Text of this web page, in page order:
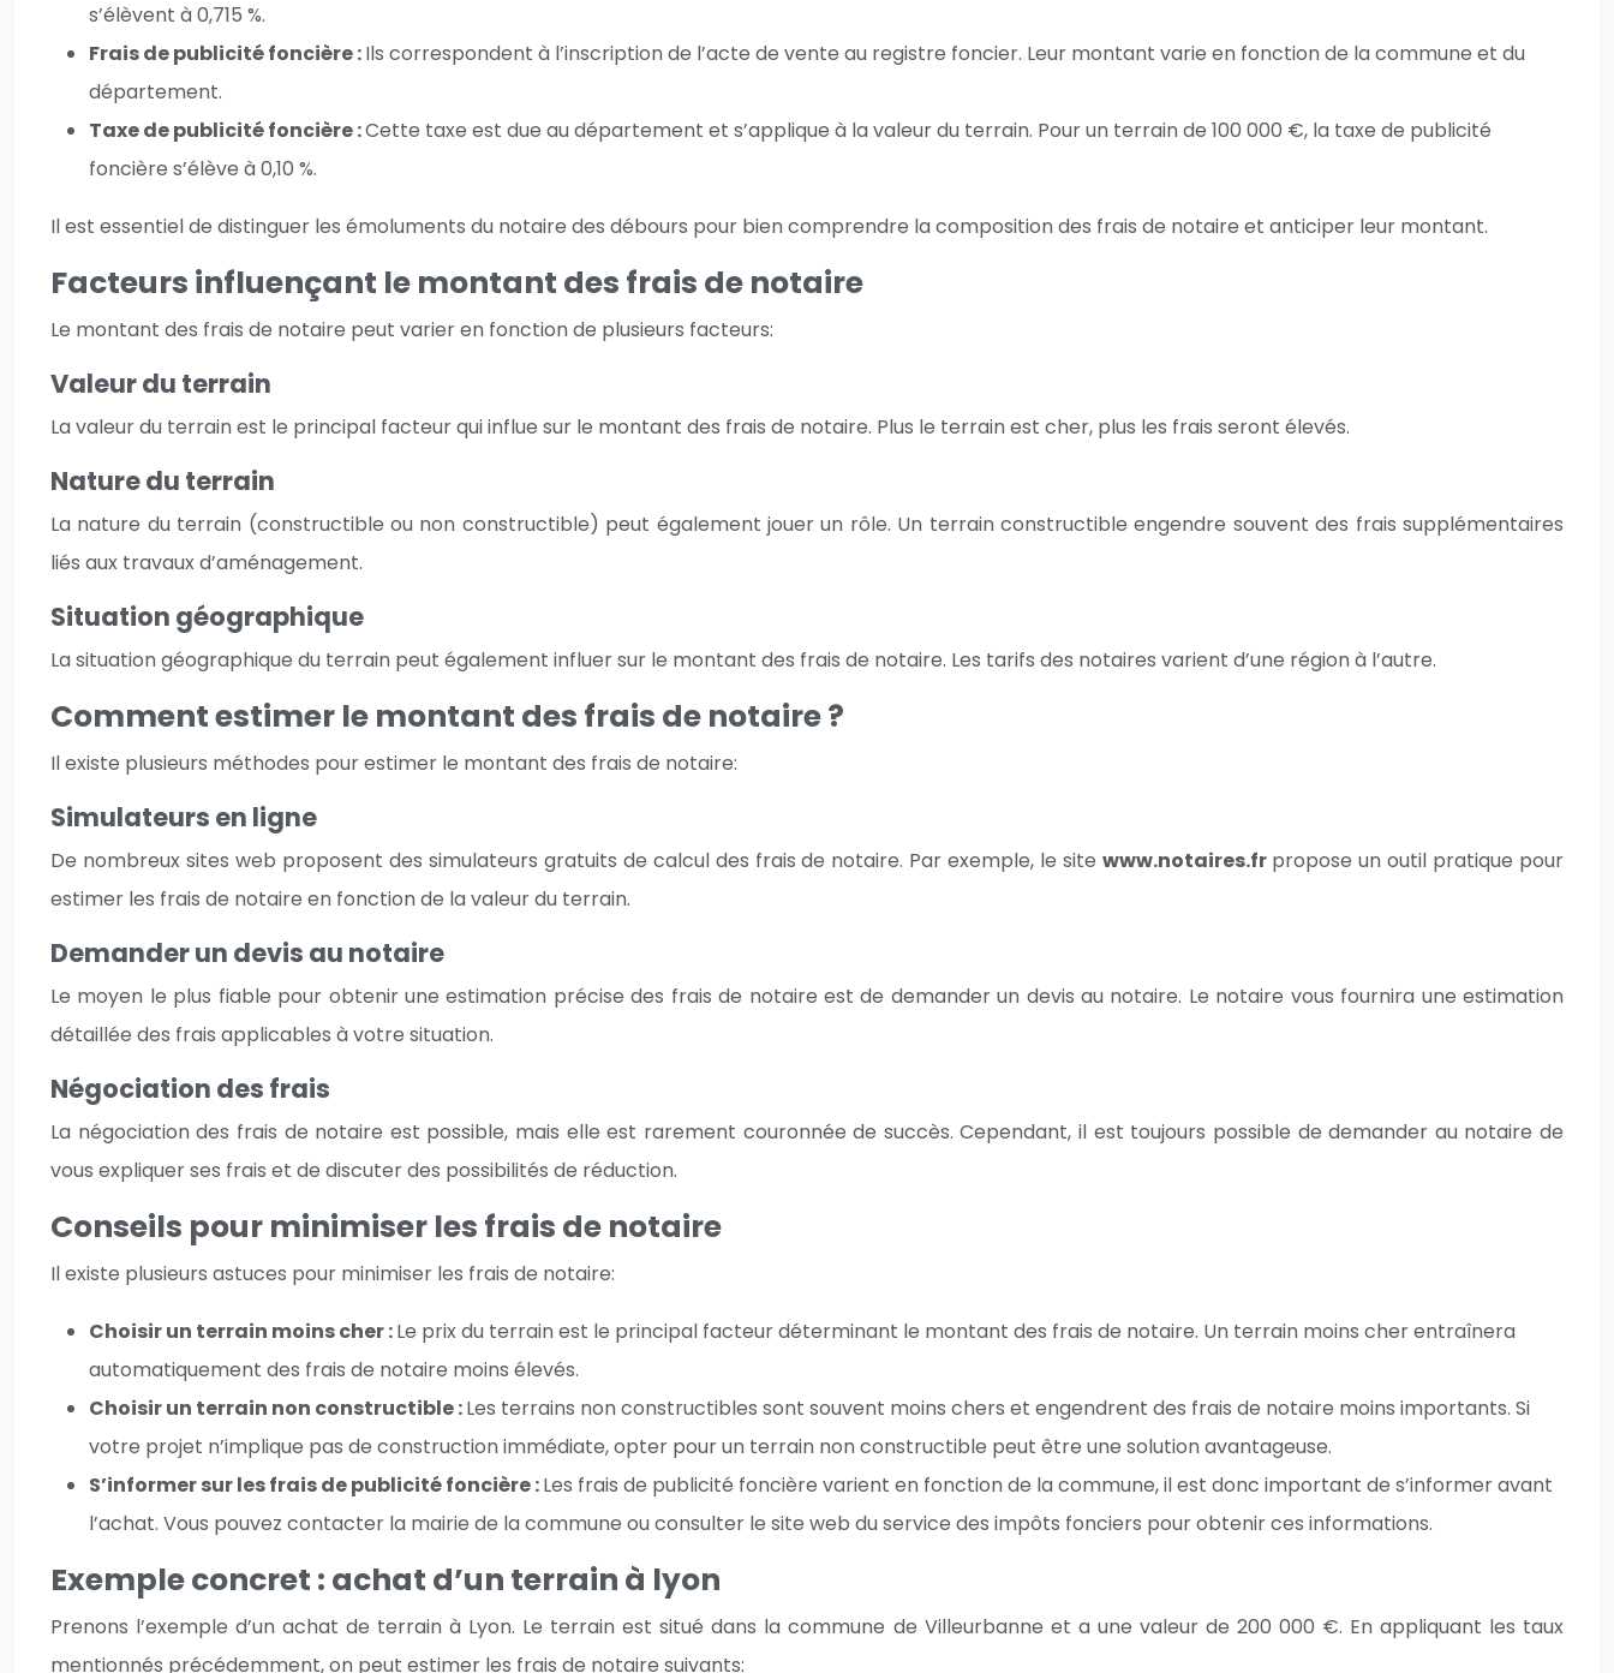
s’élèvent à 0,715 %.
Frais de publicité foncière :Ils correspondent à l’inscription de l’acte de vente au registre foncier. Leur montant varie en fonction de la commune et du
département.
Taxe de publicité foncière :Cette taxe est due au département et s’applique à la valeur du terrain. Pour un terrain de 100 000 €, la taxe de publicité
foncière s’élève à 0,10 %.
Il est essentiel de distinguer les émoluments du notaire des débours pour bien comprendre la composition des frais de notaire et anticiper leur montant.
Facteurs influençant le montant des frais de notaire
Le montant des frais de notaire peut varier en fonction de plusieurs facteurs:
Valeur du terrain
La valeur du terrain est le principal facteur qui influe sur le montant des frais de notaire. Plus le terrain est cher, plus les frais seront élevés.
Nature du terrain
La nature du terrain (constructible ou non constructible) peut également jouer un rôle. Un terrain constructible engendre souvent des frais supplémentaires
liés aux travaux d’aménagement.
Situation géographique
La situation géographique du terrain peut également influer sur le montant des frais de notaire. Les tarifs des notaires varient d’une région à l’autre.
Comment estimer le montant des frais de notaire ?
Il existe plusieurs méthodes pour estimer le montant des frais de notaire:
Simulateurs en ligne
De nombreux sites web proposent des simulateurs gratuits de calcul des frais de notaire. Par exemple, le sitewww.notaires.fr propose un outil pratique pour
estimer les frais de notaire en fonction de la valeur du terrain.
Demander un devis au notaire
Le moyen le plus fiable pour obtenir une estimation précise des frais de notaire est de demander un devis au notaire. Le notaire vous fournira une estimation
détaillée des frais applicables à votre situation.
Négociation des frais
La négociation des frais de notaire est possible, mais elle est rarement couronnée de succès. Cependant, il est toujours possible de demander au notaire de
vous expliquer ses frais et de discuter des possibilités de réduction.
Conseils pour minimiser les frais de notaire
Il existe plusieurs astuces pour minimiser les frais de notaire:
Choisir un terrain moins cher :Le prix du terrain est le principal facteur déterminant le montant des frais de notaire. Un terrain moins cher entraînera
automatiquement des frais de notaire moins élevés.
Choisir un terrain non constructible :Les terrains non constructibles sont souvent moins chers et engendrent des frais de notaire moins importants. Si
votre projet n’implique pas de construction immédiate, opter pour un terrain non constructible peut être une solution avantageuse.
S’informer sur les frais de publicité foncière :Les frais de publicité foncière varient en fonction de la commune, il est donc important de s’informer avant
l’achat. Vous pouvez contacter la mairie de la commune ou consulter le site web du service des impôts fonciers pour obtenir ces informations.
Exemple concret : achat d’un terrain à lyon
Prenons l’exemple d’un achat de terrain à Lyon. Le terrain est situé dans la commune de Villeurbanne et a une valeur de 200 000 €. En appliquant les taux
mentionnés précédemment, on peut estimer les frais de notaire suivants: